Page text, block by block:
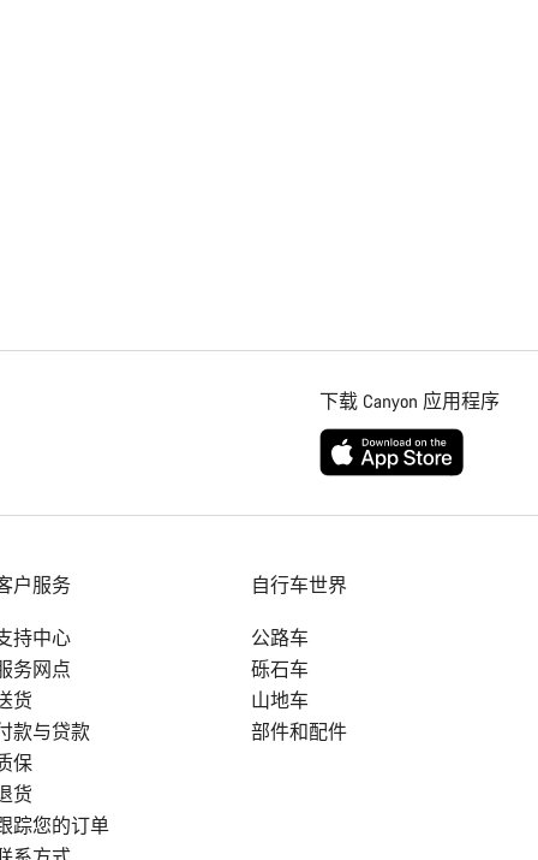
下载 Canyon 应用程序
户服务
持中心
务网点
货
款与贷款
保
货
踪您的订单
自行车世界
公路车
砾石车
山地车
部件和配件